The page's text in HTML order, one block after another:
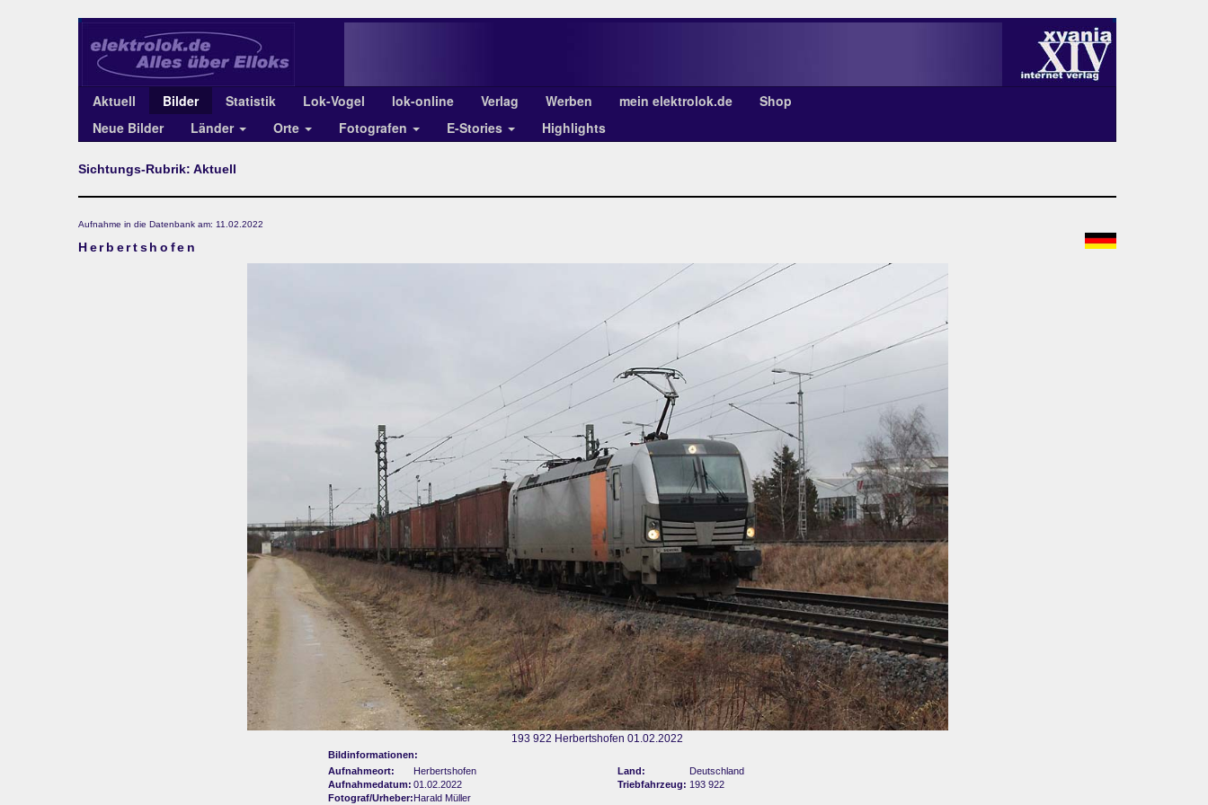
Aktuell Bilder Statistik Lok-Vogel lok-online Verlag Werben mein elektrolok.de
Shop
Neue Bilder
Länder Orte Fotografen E-Stories Highlights
Sichtungs-Rubrik: Aktuell
Aufnahme in die Datenbank am: 11.02.2022
Herbertshofen
193 922 Herbertshofen 01.02.2022
Bildinformationen:
Aufnahmeort:
Herbertshofen Land:
Deutschland
Aufnahmedatum: 01.02.2022 Triebfahrzeug: 193 922
Fotograf/Urheber:Harald Müller